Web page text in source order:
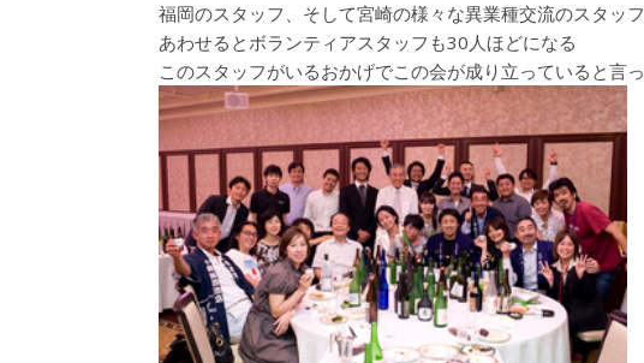
福岡のスタッフ、そして宮崎の様々な異業種交流のスタッフ
あわせるとボランティアスタッフも30人ほどになる
このスタッフがいるおかげでこの会が成り立っていると言